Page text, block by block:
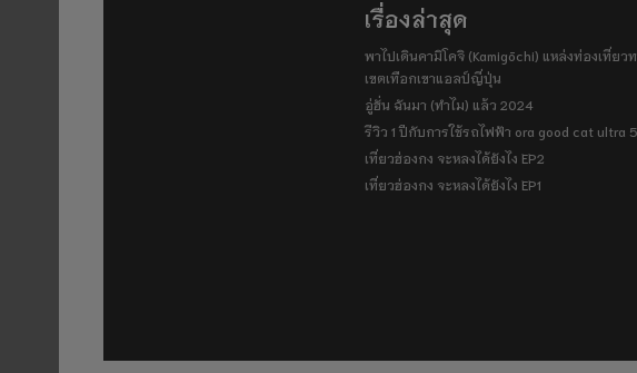
เรื่องล่าสุด
พาไปเดินคามิโคจิ (Kamigōchi) แหล่งท่องเที่ยว
เขตเทือกเขาแอลป์ญี่ปุ่น
อู่ฮั่น ฉันมา (ทำไม) แล้ว 2024
รีวิว 1 ปีกับการใช้รถไฟฟ้า ora good cat ultra
เที่ยวฮ่องกง จะหลงได้ยังไง EP2
เที่ยวฮ่องกง จะหลงได้ยังไง EP1